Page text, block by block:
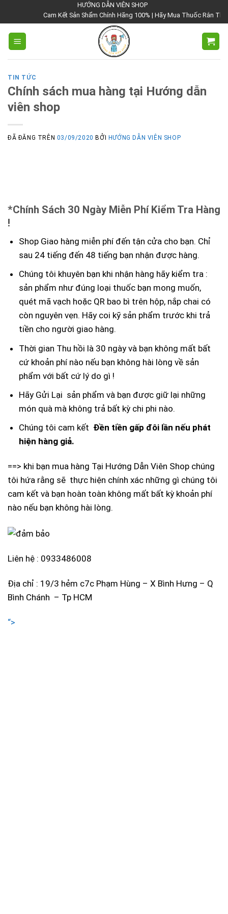
nội
dung
HƯỚNG DẪN VIÊN SHOP
Cam Kết Sản Shẩm Chính Hãng 100% | Hãy Mua Thuốc Rắn Thái
TIN TỨC
Chính sách mua hàng tại Hướng dẫn
viên shop
ĐÃ ĐĂNG TRÊN 03/09/2020 BỞI HƯỚNG DẪN VIÊN SHOP
*Chính Sách 30 Ngày Miễn Phí Kiểm Tra Hàng
!
Shop Giao hàng miễn phí đến tận cửa cho bạn. Chỉ
sau 24 tiếng đến 48 tiếng bạn nhận được hàng.
Chúng tôi khuyên bạn khi nhận hàng hãy kiểm tra :
sản phẩm như đúng loại thuốc bạn mong muốn,
quét mã vạch hoặc QR bao bì trên hộp, nắp chai có
còn nguyên vẹn. Hãy coi kỹ sản phẩm trước khi trả
tiền cho người giao hàng.
Thời gian Thu hồi là 30 ngày và bạn không mất bất
cứ khoản phí nào nếu bạn không hài lòng về sản
phẩm với bất cứ lý do gì !
Hãy Gửi Lại sản phẩm và bạn được giữ lại những
món quà mà không trả bất kỳ chi phi nào.
Chúng tôi cam kết Đền tiền gấp đôi lần nếu phát
hiện hàng giả.
==> khi bạn mua hàng Tại Hướng Dẫn Viên Shop chúng
tôi hứa rằng sẽ thực hiện chính xác những gì chúng tôi
cam kết và bạn hoàn toàn không mất bất kỳ khoản phí
nào nếu bạn không hài lòng.
Liên hệ : 0933486008
Địa chỉ : 19/3 hẻm c7c Phạm Hùng – X Bình Hưng – Q
Bình Chánh – Tp HCM
“>